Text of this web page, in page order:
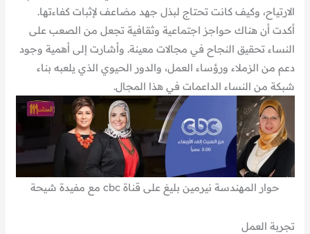
الارتياح، وكيف كانت تحتاج لبذل جهد مضاعف لإثبات كفاءتها.
أكدت أن هناك حواجز اجتماعية وثقافية تجعل من الصعب على
النساء تحقيق النجاح في مجالات معينة. وأشارت إلى أهمية وجود
دعم من الزملاء ورؤساء العمل، والدور الحيوي الذي يلعبه بناء
شبكة من النساء الداعمات في هذا المجال.
حوار المهندسة نيرمين بليغ على قناة cbc مع مفيدة شيحة
تجربة العمل